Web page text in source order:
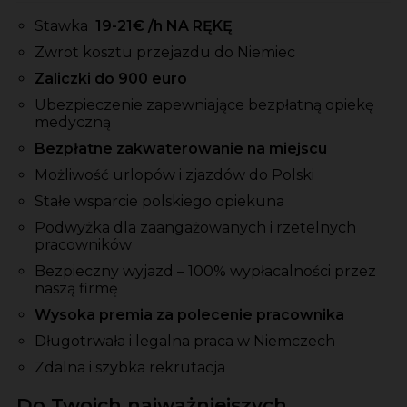
Stawka 19-21 € /h NA RĘKĘ
Zwrot kosztu przejazdu do Niemiec
Zaliczki do 900 euro
Ubezpieczenie zapewniające bezpłatną opiekę
medyczną
Bezpłatne zakwaterowanie na miejscu
Możliwość urlopów i zjazdów do Polski
Stałe wsparcie polskiego opiekuna
Podwyżka dla zaangażowanych i rzetelnych
pracowników
Bezpieczny wyjazd – 100% wypłacalności przez
naszą firmę
Wysoka premia za polecenie pracownika
Długotrwała i legalna praca w Niemczech
Zdalna i szybka rekrutacja